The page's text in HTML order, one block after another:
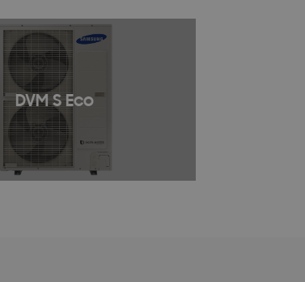
DVM S Eco